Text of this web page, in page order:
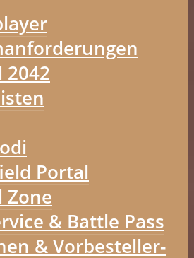
2042
Portal
Zone
& Battle Pass
& Vorbesteller-